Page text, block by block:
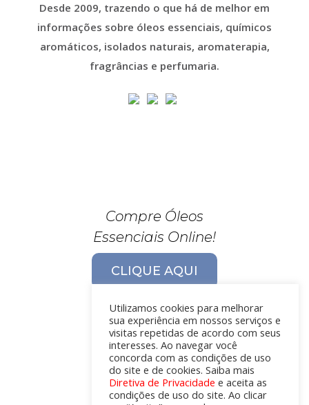
Desde 2009, trazendo o que há de melhor em
informações sobre óleos essenciais, químicos
aromáticos, isolados naturais, aromaterapia,
fragrâncias e perfumaria.
Compre Óleos
Essenciais Online!
CLIQUE AQUI
Utilizamos cookies para melhorar
sua experiência em nossos serviços e
visitas repetidas de acordo com seus
interesses. Ao navegar você
concorda com as condições de uso
do site e de cookies. Saiba mais
Diretiva de Privacidade e aceita as
condições de uso do site. Ao clicar